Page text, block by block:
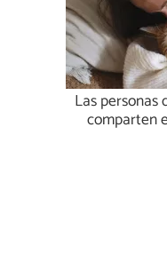
Las personas
comparten